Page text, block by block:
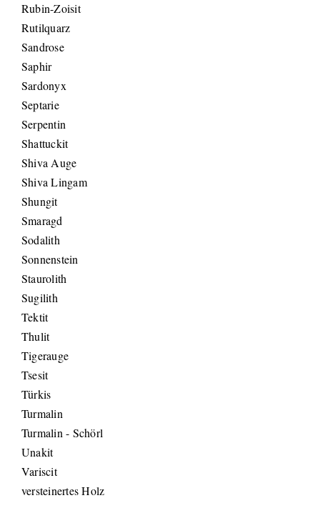
Rubin-Zoisit
Rutilquarz
Sandrose
Saphir
Sardonyx
Septarie
Serpentin
Shattuckit
Shiva Auge
Shiva Lingam
Shungit
Smaragd
Sodalith
Sonnenstein
Staurolith
Sugilith
Tektit
Thulit
Tigerauge
Tsesit
Türkis
Turmalin
Turmalin - Schörl
Unakit
Variscit
versteinertes Holz